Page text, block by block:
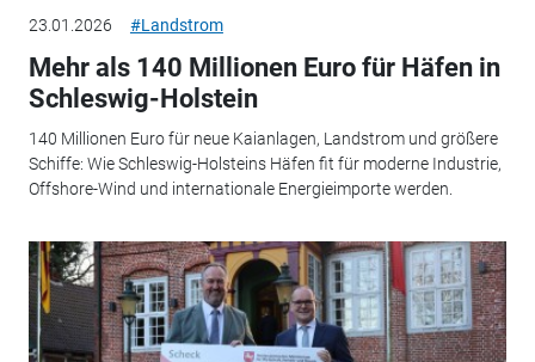
23.01.2026 #Landstrom
Mehr als 140 Millionen Euro für Häfen in
Schleswig-Holstein
140 Millionen Euro für neue Kaianlagen, Landstrom und größere
Schiffe: Wie Schleswig-Holsteins Häfen fit für moderne Industrie,
Offshore-Wind und internationale Energieimporte werden.